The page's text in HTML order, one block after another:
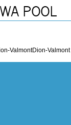
POOL
ValmontDion-Valmont